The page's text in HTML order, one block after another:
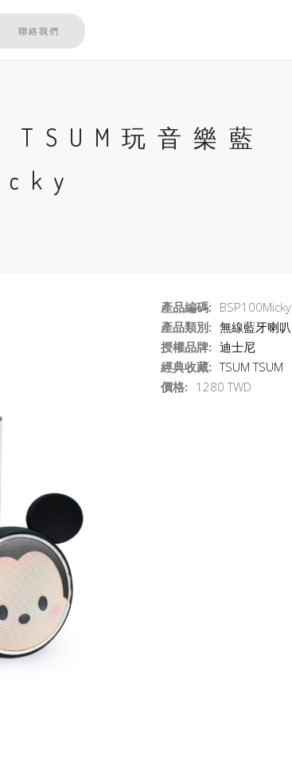
聯絡我們
玩音樂藍
產品編碼: BSP100Micky
產品類別: 無線藍牙喇叭
授權品牌: 迪士尼
經典收藏: TSUM TSUM
價格: 1280 TWD